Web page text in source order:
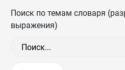
Поиск по темам словаря
выражения)